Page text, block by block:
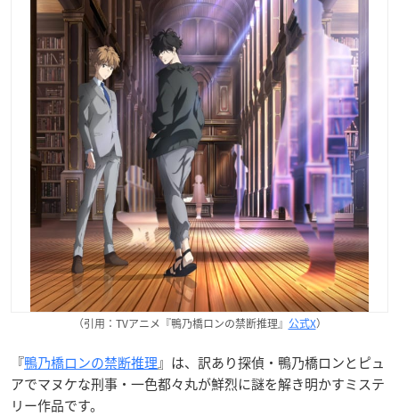
（引用：TVアニメ『鴨乃橋ロンの禁断推理』 公式X）
『鴨乃橋ロンの禁断推理』は、訳あり探偵・鴨乃橋ロンとピュ
アでマヌケな刑事・一色都々丸が鮮烈に謎を解き明かすミステ
リー作品です。